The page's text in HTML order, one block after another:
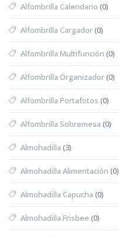
Alfombrilla Calendario (0)
Alfombrilla Cargador(0)
Alfombrilla Multifunción (0)
Alfombrilla Organizador(0)
Alfombrilla Portafotos (0)
Alfombrilla Sobremesa (0)
Almohadilla (3)
Almohadilla Alimentación (0)
Almohadilla Capucha (0)
Almohadilla Frisbee (0)